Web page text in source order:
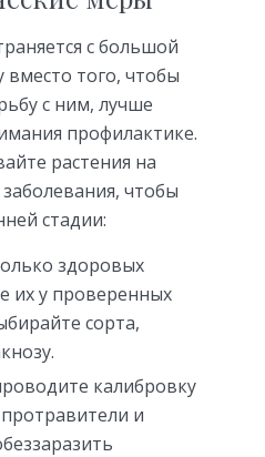
с большой
того, чтобы
с ним, лучше
профилактике.
растения на
чтобы
стадии:
здоровых
их у проверенных
сорта,
калибровку
и